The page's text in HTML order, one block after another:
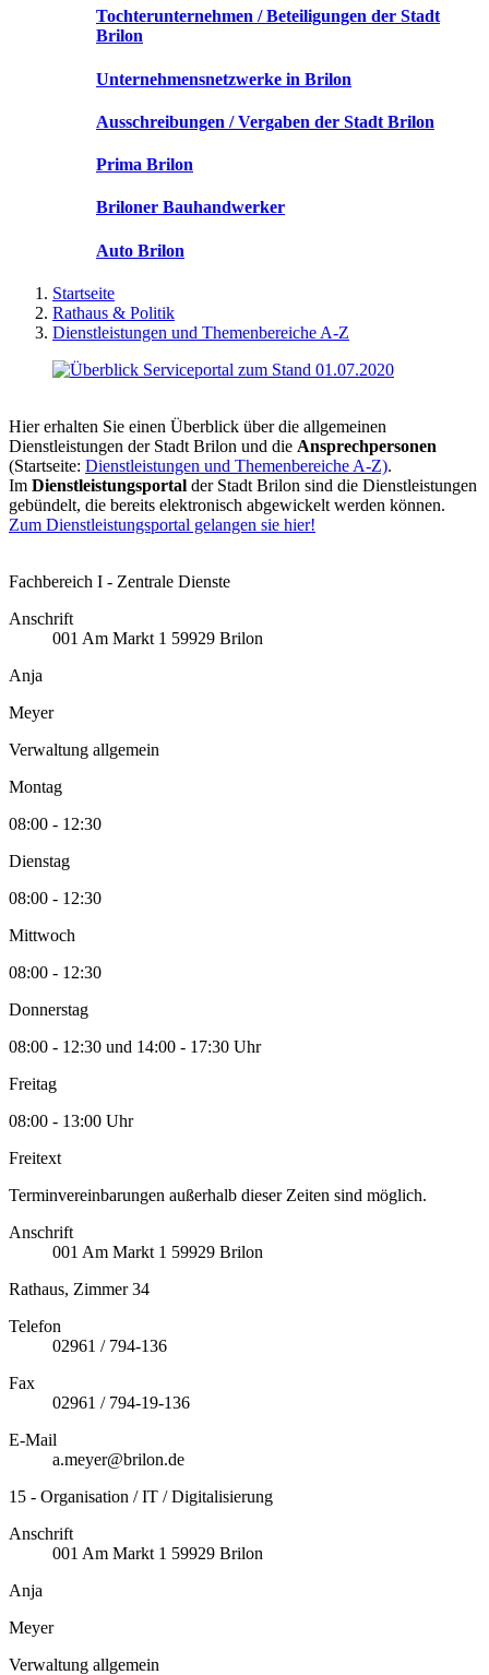
Tochterunternehmen / Beteiligungen der Stadt
Brilon
Unternehmensnetzwerke in Brilon
Ausschreibungen / Vergaben der Stadt Brilon
Prima Brilon
Briloner Bauhandwerker
Auto Brilon
Startseite
Rathaus & Politik
Dienstleistungen und Themenbereiche A-Z
Hier erhalten Sie einen Überblick über die allgemeinen
Dienstleistungen der Stadt Brilon und die Ansprechpersonen
(Startseite: Dienstleistungen und Themenbereiche A-Z).
Im Dienstleistungsportal der Stadt Brilon sind die Dienstleistungen
gebündelt, die bereits elektronisch abgewickelt werden können.
Zum Dienstleistungsportal gelangen sie hier!
Fachbereich I - Zentrale Dienste
Anschrift
001 Am Markt 1 59929 Brilon
Anja
Meyer
Verwaltung allgemein
Montag
08:00 - 12:30
Dienstag
08:00 - 12:30
Mittwoch
08:00 - 12:30
Donnerstag
08:00 - 12:30 und 14:00 - 17:30 Uhr
Freitag
08:00 - 13:00 Uhr
Freitext
Terminvereinbarungen außerhalb dieser Zeiten sind möglich.
Anschrift
001 Am Markt 1 59929 Brilon
Rathaus, Zimmer 34
Telefon
02961 / 794-136
Fax
02961 / 794-19-136
E-Mail
a.meyer@brilon.de
15 - Organisation / IT / Digitalisierung
Anschrift
001 Am Markt 1 59929 Brilon
Anja
Meyer
Verwaltung allgemein